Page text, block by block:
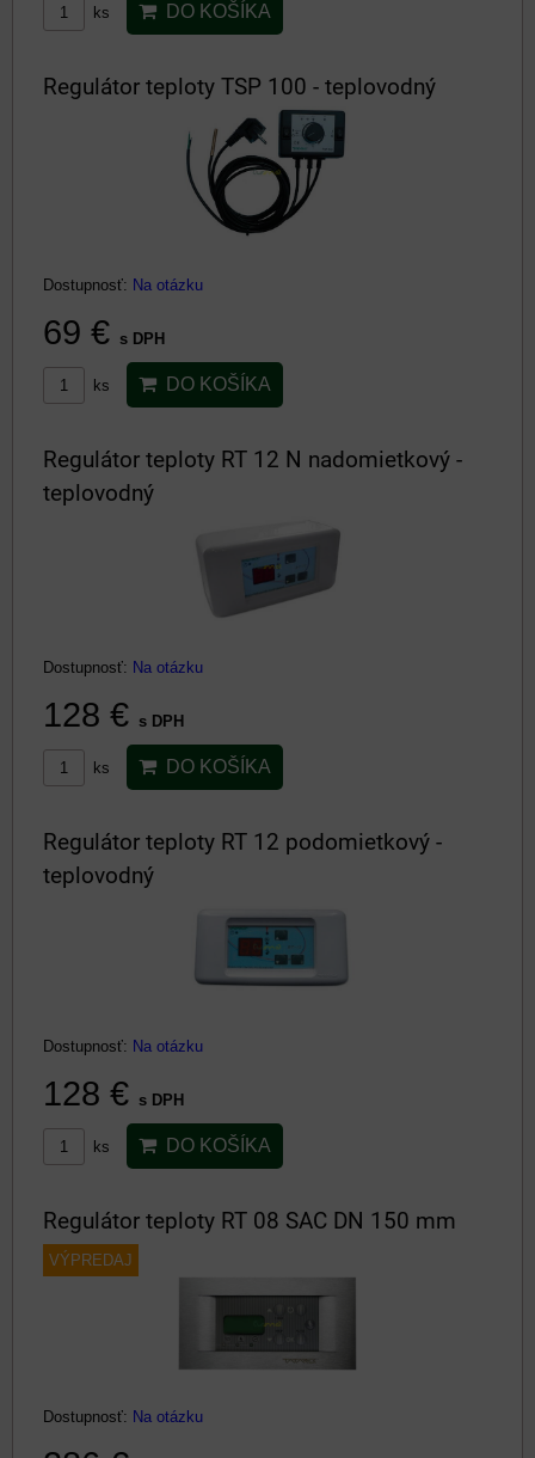
ks DO KOŠÍKA
Regulátor teploty TSP 100 - teplovodný
Dostupnosť: Na otázku
69 € s DPH
ks DO KOŠÍKA
Regulátor teploty RT 12 N nadomietkový -
teplovodný
Dostupnosť: Na otázku
128 € s DPH
ks DO KOŠÍKA
Regulátor teploty RT 12 podomietkový -
teplovodný
Dostupnosť: Na otázku
128 € s DPH
ks DO KOŠÍKA
Regulátor teploty RT 08 SAC DN 150 mm
VÝPREDAJ
Dostupnosť: Na otázku